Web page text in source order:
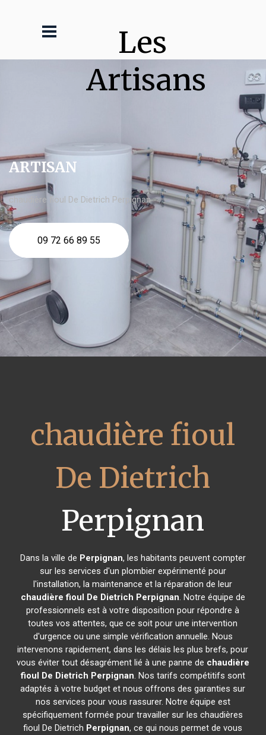
Les
Artisans
ARTISAN
chaudière fioul De Dietrich Perpignan
09 72 66 89 55
chaudière fioul
De Dietrich
Perpignan
Dans la ville de Perpignan, les habitants peuvent compter
sur les services d'un plombier expérimenté pour
l'installation, la maintenance et la réparation de leur
chaudière fioul De Dietrich Perpignan. Notre équipe de
professionnels est à votre disposition pour répondre à
toutes vos attentes, que ce soit pour une intervention
d'urgence ou une simple vérification annuelle. Nous
intervenons rapidement, dans les délais les plus brefs, pour
vous éviter tout désagrément lié à une panne de chaudière
fioul De Dietrich Perpignan. Nos tarifs compétitifs sont
adaptés à votre budget et nous offrons des garanties sur
nos services pour vous rassurer. Notre équipe est
spécifiquement formée pour travailler sur les chaudières
fioul De Dietrich Perpignan, ce qui nous permet de vous